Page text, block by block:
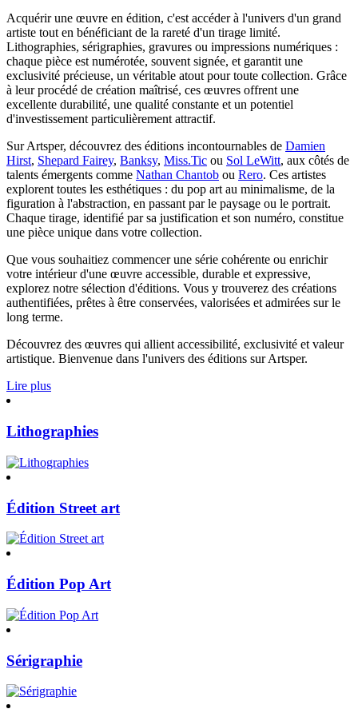
Acquérir une œuvre en édition, c'est accéder à l'univers d'un grand
artiste tout en bénéficiant de la rareté d'un tirage limité.
Lithographies, sérigraphies, gravures ou impressions numériques :
chaque pièce est numérotée, souvent signée, et garantit une
exclusivité précieuse, un véritable atout pour toute collection. Grâce
à leur procédé de création maîtrisé, ces œuvres offrent une
excellente durabilité, une qualité constante et un potentiel
d'investissement particulièrement attractif.
Sur Artsper, découvrez des éditions incontournables de Damien
Hirst, Shepard Fairey, Banksy, Miss.Tic ou Sol LeWitt, aux côtés de
talents émergents comme Nathan Chantob ou Rero. Ces artistes
explorent toutes les esthétiques : du pop art au minimalisme, de la
figuration à l'abstraction, en passant par le paysage ou le portrait.
Chaque tirage, identifié par sa justification et son numéro, constitue
une pièce unique dans votre collection.
Que vous souhaitiez commencer une série cohérente ou enrichir
votre intérieur d'une œuvre accessible, durable et expressive,
explorez notre sélection d'éditions. Vous y trouverez des créations
authentifiées, prêtes à être conservées, valorisées et admirées sur le
long terme.
Découvrez des œuvres qui allient accessibilité, exclusivité et valeur
artistique. Bienvenue dans l'univers des éditions sur Artsper.
Lire plus
Lithographies
Édition Street art
Édition Pop Art
Sérigraphie